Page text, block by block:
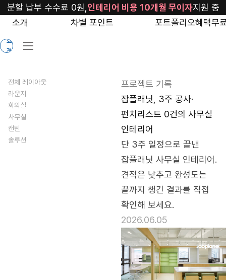
blog/jobplanet-
2026
료
견
소개 차별 포인트 포트폴리오혜택무
분할 납부 수수료 0원, 인테리어 비용 10개월 무이자지원 중
잡플래닛, 3주 공사·
펀치리스트 0건의 사무실
인테리어
단 3주 일정으로 끝낸
잡플래닛 사무실 인테리어.
견적은 낮추고 완성도는
끝까지 챙긴 결과를 직접
확인해 보세요.
프로젝트 기록
2026.06.05
전체 레이아웃
라운지
회의실
사무실
캔틴
솔루션